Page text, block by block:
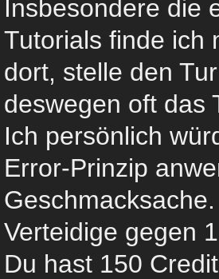
Insbesondere die
Tutorials finde ich
dort, stelle den
deswegen oft das
Ich persönlich
Error-Prinzip
Verteidige gegen
Du hast 150